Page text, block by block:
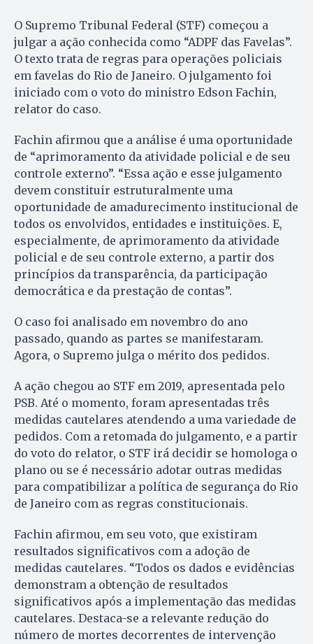
O Supremo Tribunal Federal (STF) começou a
julgar a ação conhecida como “ADPF das Favelas”.
O texto trata de regras para operações policiais
em favelas do Rio de Janeiro. O julgamento foi
iniciado com o voto do ministro Edson Fachin,
relator do caso.
Fachin afirmou que a análise é uma oportunidade
de “aprimoramento da atividade policial e de seu
controle externo”. “Essa ação e esse julgamento
devem constituir estruturalmente uma
oportunidade de amadurecimento institucional de
todos os envolvidos, entidades e instituições. E,
especialmente, de aprimoramento da atividade
policial e de seu controle externo, a partir dos
princípios da transparência, da participação
democrática e da prestação de contas”.
O caso foi analisado em novembro do ano
passado, quando as partes se manifestaram.
Agora, o Supremo julga o mérito dos pedidos.
A ação chegou ao STF em 2019, apresentada pelo
PSB. Até o momento, foram apresentadas três
medidas cautelares atendendo a uma variedade de
pedidos. Com a retomada do julgamento, e a partir
do voto do relator, o STF irá decidir se homologa o
plano ou se é necessário adotar outras medidas
para compatibilizar a política de segurança do Rio
de Janeiro com as regras constitucionais.
Fachin afirmou, em seu voto, que existiram
resultados significativos com a adoção de
medidas cautelares. “Todos os dados e evidências
demonstram a obtenção de resultados
significativos após a implementação das medidas
cautelares. Destaca-se a relevante redução do
número de mortes decorrentes de intervenção